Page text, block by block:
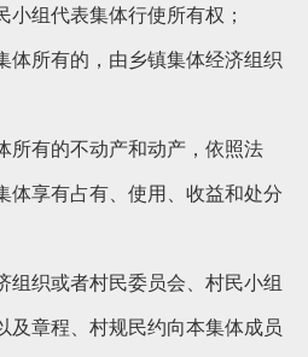
组代表集体行使所有权；
所有的，由乡镇集体经济组织
有的不动产和动产，依照法
体享有占有、使用、收益和处分
或者村民委员会、村民小组
及章程、村规民约向本集体成员